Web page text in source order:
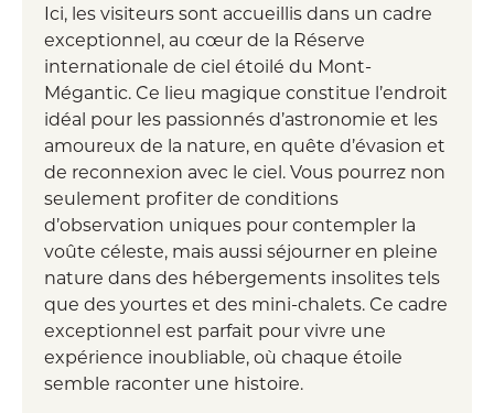
Ici, les visiteurs sont accueillis dans un cadre
exceptionnel, au cœur de la Réserve
internationale de ciel étoilé du Mont-
Mégantic. Ce lieu magique constitue l’endroit
idéal pour les passionnés d’astronomie et les
amoureux de la nature, en quête d’évasion et
de reconnexion avec le ciel. Vous pourrez non
seulement profiter de conditions
d’observation uniques pour contempler la
voûte céleste, mais aussi séjourner en pleine
nature dans des hébergements insolites tels
que des yourtes et des mini-chalets. Ce cadre
exceptionnel est parfait pour vivre une
expérience inoubliable, où chaque étoile
semble raconter une histoire.